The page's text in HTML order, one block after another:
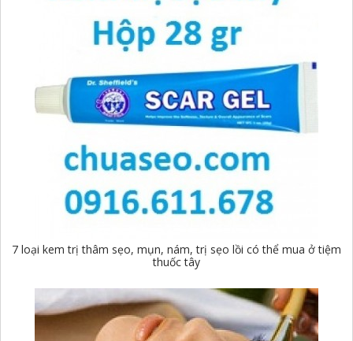
7 loại kem trị thâm sẹo, mụn, nám, trị sẹo lồi có thể mua ở tiệm
thuốc tây